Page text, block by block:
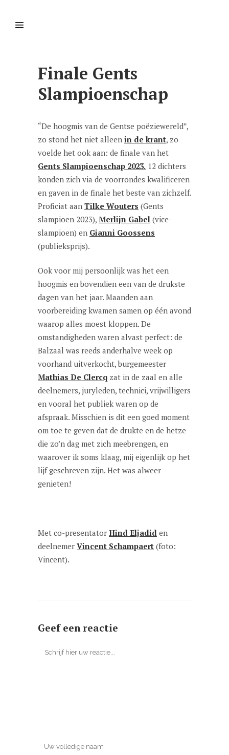
Finale Gents
Slampioenschap
“De hoogmis van de Gentse poëziewereld”,
zo stond het niet alleen in de krant, zo
voelde het ook aan: de finale van het
Gents Slampioenschap 2023. 12 dichters
konden zich via de voorrondes kwalificeren
en gaven in de finale het beste van zichzelf.
Proficiat aan Tilke Wouters (Gents
slampioen 2023), Merlijn Gabel (vice-
slampioen) en Gianni Goossens
(publieksprijs).
Ook voor mij persoonlijk was het een
hoogmis en bovendien een van de drukste
dagen van het jaar. Maanden aan
voorbereiding kwamen samen op één avond
waarop alles moest kloppen. De
omstandigheden waren alvast perfect: de
Balzaal was reeds anderhalve week op
voorhand uitverkocht, burgemeester
Mathias De Clercq zat in de zaal en alle
deelnemers, juryleden, technici, vrijwilligers
en vooral het publiek waren op de
afspraak. Misschien is dit een goed moment
om toe te geven dat de drukte en de hetze
die zo’n dag met zich meebrengen, en
waarover ik soms klaag, mij eigenlijk op het
lijf geschreven zijn. Het was alweer
genieten!
Met co-presentator Hind Eljadid en
deelnemer Vincent Schampaert (foto:
Vincent).
Geef een reactie